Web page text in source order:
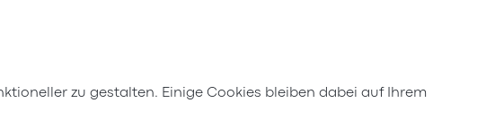
zu gestalten. Einige Cookies bleiben dabei auf Ihrem